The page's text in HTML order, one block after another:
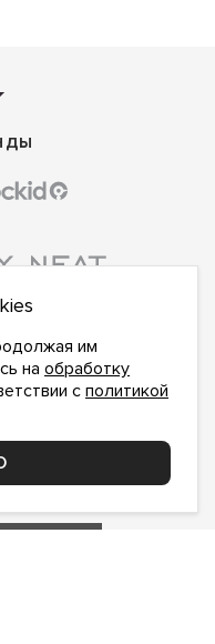
ознакомлен и
им
на обработку
с политикой